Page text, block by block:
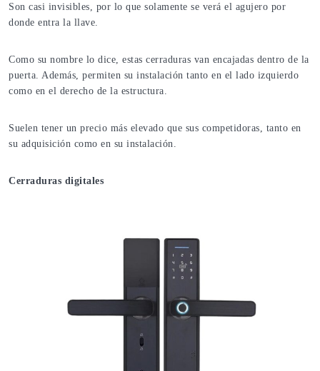
Son casi invisibles, por lo que solamente se verá el agujero por
donde entra la llave.
Como su nombre lo dice, estas cerraduras van encajadas dentro de la
puerta. Además, permiten su instalación tanto en el lado izquierdo
como en el derecho de la estructura.
Suelen tener un precio más elevado que sus competidoras, tanto en
su adquisición como en su instalación.
Cerraduras digitales